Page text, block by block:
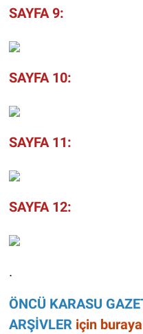
SAYFA 9:
SAYFA 10:
SAYFA 11:
SAYFA 12:
.
ÖNCÜ KARASU
ARŞİVLER için buraya